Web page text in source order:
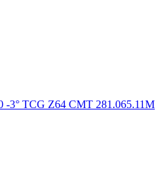
3° TCG Z64 CMT 281.065.11M